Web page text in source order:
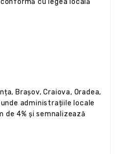
cu legea locală
Brașov, Craiova, Oradea,
administrațiile locale
4% și semnalizează